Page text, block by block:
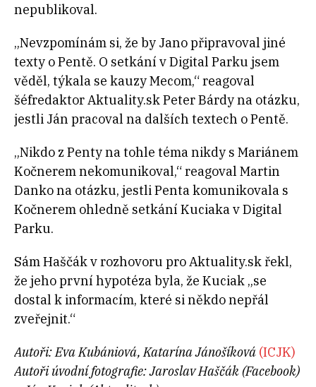
nepublikoval.
„Nevzpomínám si, že by Jano připravoval jiné
texty o Pentě. O setkání v Digital Parku jsem
věděl, týkala se kauzy Mecom,“ reagoval
šéfredaktor Aktuality.sk Peter Bárdy na otázku,
jestli Ján pracoval na dalších textech o Pentě.
„Nikdo z Penty na tohle téma nikdy s Mariánem
Kočnerem nekomunikoval,“ reagoval Martin
Danko na otázku, jestli Penta komunikovala s
Kočnerem ohledně setkání Kuciaka v Digital
Parku.
Sám Haščák v rozhovoru pro Aktuality.sk řekl,
že jeho první hypotéza byla, že Kuciak „se
dostal k informacím, které si někdo nepřál
zveřejnit.“
Autoři: Eva Kubániová, Katarína Jánošíková (ICJK)
Autoři úvodní fotografie: Jaroslav Haščák (Facebook)